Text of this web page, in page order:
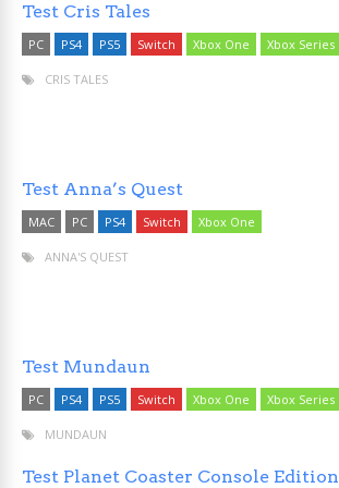
Test Cris Tales
PC PS4 PS5 Switch Xbox One Xbox Series
CRIS TALES
Test Anna’s Quest
MAC PC PS4 Switch Xbox One
ANNA'S QUEST
Test Mundaun
PC PS4 PS5 Switch Xbox One Xbox Series
MUNDAUN
Test Planet Coaster Console Edition